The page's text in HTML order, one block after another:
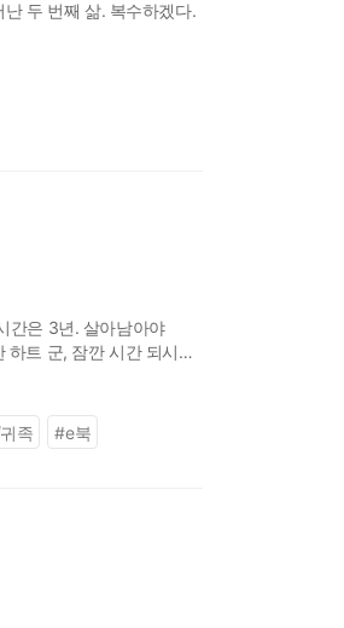
두 번째 삶. 복수하겠다.
간은 3년. 살아남아야
하트 군, 잠깐 시간 되시면
족 #e북